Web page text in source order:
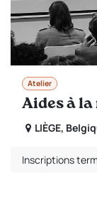
Atelier
Aides à
LIÈGE,
Inscriptions